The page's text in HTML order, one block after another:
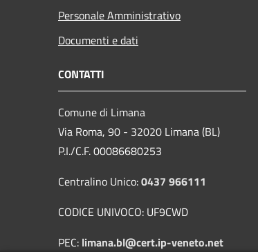
Personale Amministrativo
Documenti e dati
CONTATTI
Comune di Limana
Via Roma, 90 - 32020 Limana (BL)
P.I./C.F. 00086680253
Centralino Unico:0437 966111
CODICE UNIVOCO: UF9CWD
PEC: limana.bl@cert.ip-veneto.net